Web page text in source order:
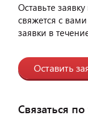
Оставьте
свяжется с
заявки в
Оставить
Связаться